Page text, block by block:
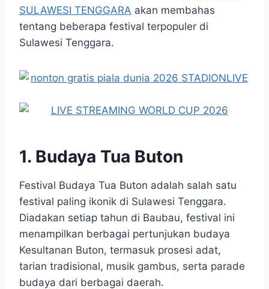
SULAWESI TENGGARA akan membahas
tentang beberapa festival terpopuler di
Sulawesi Tenggara.
1. Budaya Tua Buton
Festival Budaya Tua Buton adalah salah satu
festival paling ikonik di Sulawesi Tenggara.
Diadakan setiap tahun di Baubau, festival ini
menampilkan berbagai pertunjukan budaya
Kesultanan Buton, termasuk prosesi adat,
tarian tradisional, musik gambus, serta parade
budaya dari berbagai daerah.